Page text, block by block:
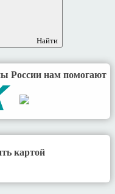
Найти
России нам помогают
картой